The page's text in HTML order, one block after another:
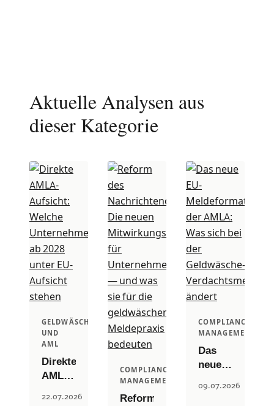
Aktuelle Analysen aus
dieser Kategorie
GELDWÄSCHE
UND
AML
Direkte
AMLA-
22.07.2026
COMPLIANCE
MANAGEMENT
Reform
COMPLIANCE
MANAGEMENT
Das
neue
Meldeformat
09.07.2026